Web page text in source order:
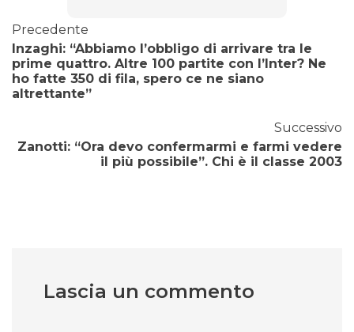
Precedente
Inzaghi: “Abbiamo l’obbligo di arrivare tra le
prime quattro. Altre 100 partite con l’Inter? Ne
ho fatte 350 di fila, spero ce ne siano
altrettante”
Successivo
Zanotti: “Ora devo confermarmi e farmi vedere
il più possibile”. Chi è il classe 2003
Lascia un commento